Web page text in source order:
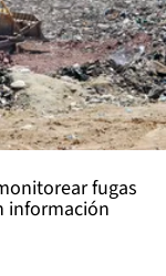
fugas
información